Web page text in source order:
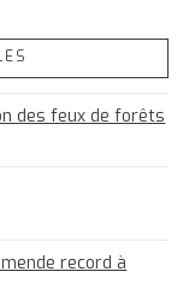
des feux de forêts
record à